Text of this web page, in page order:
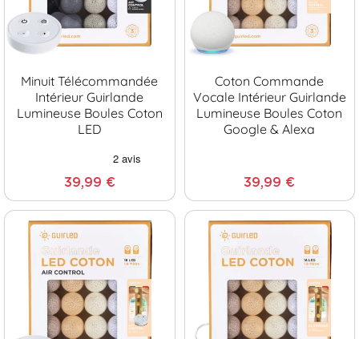
Minuit Télécommandée
Intérieur Guirlande
Lumineuse Boules Coton
LED
39,99 €
Coton Commande
Vocale Intérieur Guirlande
Lumineuse Boules Coton
Google & Alexa
39,99 €